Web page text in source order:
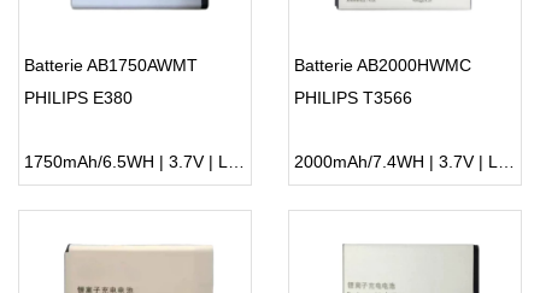
Batterie AB1750AWMT
PHILIPS E380
1750mAh/6.5WH | 3.7V | Li-ion ...
Batterie AB2000HWMC
PHILIPS T3566
2000mAh/7.4WH | 3.7V | Li-ion ...